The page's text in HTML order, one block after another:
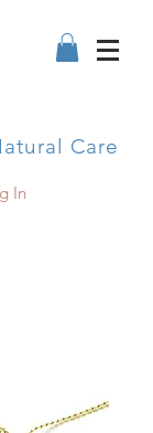
Care
In